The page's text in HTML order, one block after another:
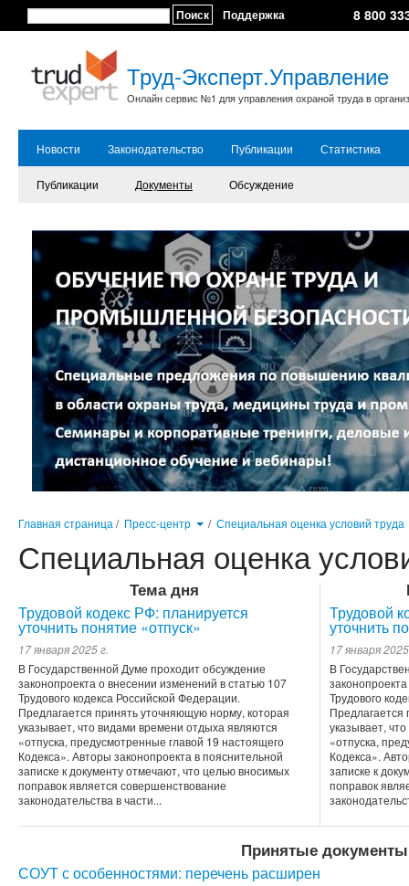
Поиск Поддержка 8 800
Труд-Эксперт.Управление
Онлайн сервис №1 для управления охраной труда в
Новости Законодательство Публикации Статистика
Публикации Документы Обсуждение
Главная страница / Пресс-центр / Специальная оценка условий труда
Специальная оценка
Тема дня
Трудовой кодекс РФ: планируется
уточнить понятие «отпуск»
17 января 2025 г.
В Государственной Думе проходит обсуждение
законопроекта о внесении изменений в статью 107
Трудового кодекса Российской Федерации.
Предлагается принять уточняющую норму, которая
указывает, что видами времени отдыха являются
«отпуска, предусмотренные главой 19 настоящего
Кодекса». Авторы законопроекта в пояснительной
записке к документу отмечают, что целью вносимых
поправок является совершенствование
законодательства в части...
Трудовой
уточнить
17 января
В
Трудового
указывает,
«отпуска,
Кодекса».
записке к
поправок
Принятые документы
СОУТ с особенностями: перечень расширен